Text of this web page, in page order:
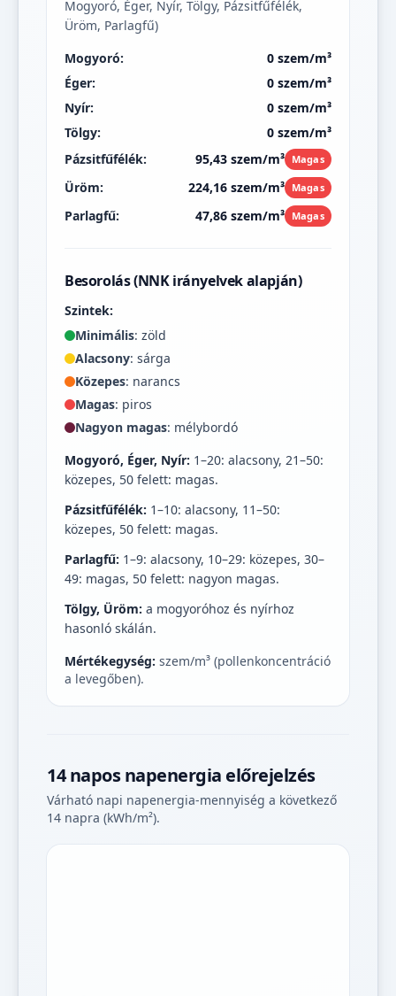
Mogyoró, Éger, Nyír, Tölgy, Pázsitfűfélék,
Üröm, Parlagfű)
Mogyoró:
0 szem/m³
Éger:
0 szem/m³
Nyír:
0 szem/m³
Tölgy:
0 szem/m³
Pázsitfűfélék:
95,43 szem/m³ Magas
Üröm: 224,16 szem/m³ Magas
Parlagfű: 47,86 szem/m³ Magas
Besorolás (NNK irányelvek alapján)
Szintek:
Minimális: zöld
Alacsony: sárga
Közepes: narancs
Magas: piros
Nagyon magas: mélybordó
Mogyoró, Éger, Nyír: 1–20: alacsony, 21–50:
közepes, 50 felett: magas.
Pázsitfűfélék: 1–10: alacsony, 11–50:
közepes, 50 felett: magas.
Parlagfű: 1–9: alacsony, 10–29: közepes, 30–
49: magas, 50 felett: nagyon magas.
Tölgy, Üröm: a mogyoróhoz és nyírhoz
hasonló skálán.
Mértékegység: szem/m³ (pollenkoncentráció
a levegőben).
14 napos napenergia előrejelzés
Várható napi napenergia-mennyiség a következő
14 napra (kWh/m²).